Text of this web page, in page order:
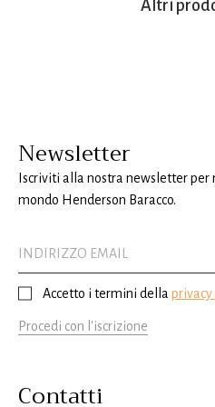
Altri
Newsletter
Iscriviti alla nostra newsletter per
mondo Henderson Baracco.
Accetto i termini della
Procedi con l'iscrizione
Contatti